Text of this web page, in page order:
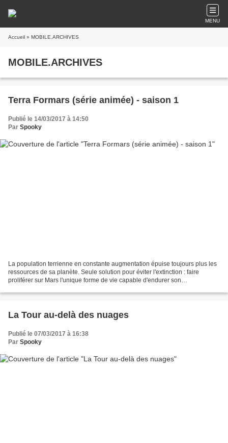
MENU
Accueil » MOBILE.ARCHIVES
MOBILE.ARCHIVES
Terra Formars (série animée) - saison 1
Publié le 14/03/2017 à 14:50
Par Spooky
La population terrienne en constante augmentation épuise toujours plus les
ressources de sa planète. Seule solution pour éviter l'extinction : faire
proliférer sur Mars l'unique forme de vie capable d'endurer son
La Tour au-delà des nuages
Publié le 07/03/2017 à 16:38
Par Spooky